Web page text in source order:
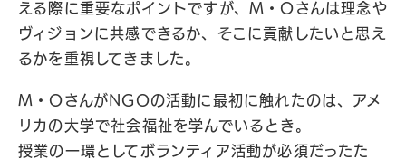
える際に重要なポイントですが、M・Oさんは理念や
ヴィジョンに共感できるか、そこに貢献したいと思え
るかを重視してきました。
M・OさんがNGOの活動に最初に触れたのは、アメ
リカの大学で社会福祉を学んでいるとき。
授業の一環としてボランティア活動が必須だったた